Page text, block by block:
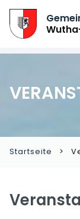
Startseite